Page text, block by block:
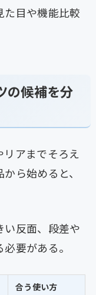
目や機能比較
の候補を分
アまでそろえ
ら始めると、
い反面、段差や
要がある。
合う使い方